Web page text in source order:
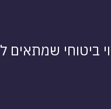
ביטוחי שמתאים